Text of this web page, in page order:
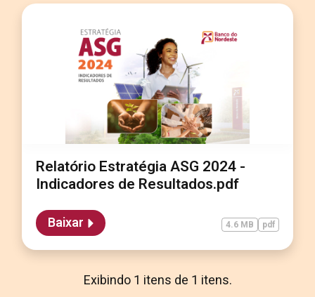
Relatório Estratégia ASG 2024 -
Indicadores de Resultados.pdf
Baixar 4.6 MB pdf
Exibindo 1 itens de 1 itens.